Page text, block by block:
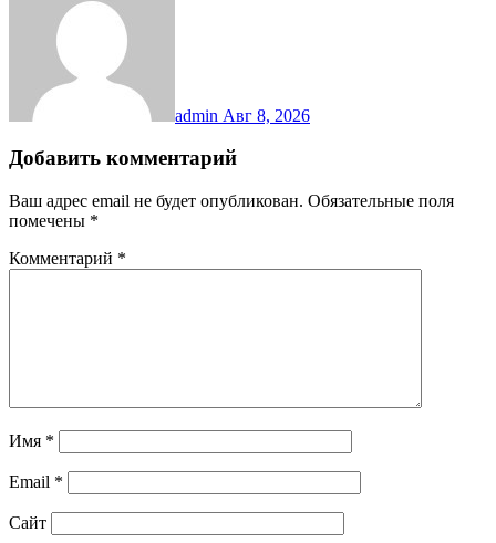
admin Авг 8, 2026
Добавить комментарий
Ваш адрес email не будет опубликован. Обязательные поля
помечены *
Комментарий *
Имя *
Email *
Сайт